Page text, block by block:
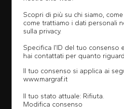
Scopri di più su chi siamo,
come trattiamo i dati personali
sulla privacy.
Specifica l’ID del tuo consenso
hai contattati per quanto
Il tuo consenso si applica ai
www.margraf.it
Il tuo stato attuale: Rifiuta.
Modifica consenso